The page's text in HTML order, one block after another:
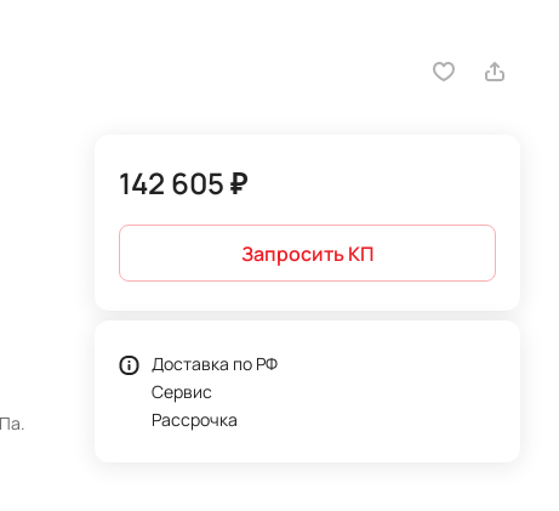
142 605 ₽
Запросить КП
Доставка по РФ
Сервис
Рассрочка